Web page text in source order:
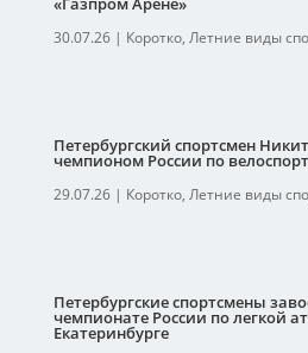
30.07.26| Коротко, Летние виды
Петербургский спортсмен
чемпионом России по
29.07.26| Коротко, Летние виды
Петербургские спортсмены
чемпионате России по легкой
Екатеринбурге